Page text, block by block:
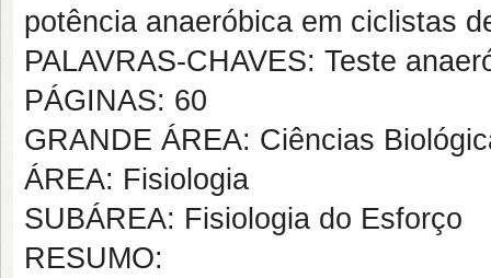
potência anaeróbica em ciclistas
PALAVRAS-CHAVES: Teste
PÁGINAS: 60
GRANDE ÁREA: Ciências
ÁREA: Fisiologia
SUBÁREA: Fisiologia do Esforço
RESUMO: